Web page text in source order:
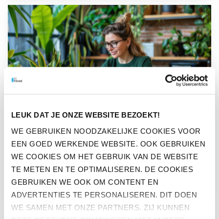
LEUK DAT JE ONZE WEBSITE BEZOEKT!
WE GEBRUIKEN NOODZAKELIJKE COOKIES VOOR
EEN GOED WERKENDE WEBSITE. OOK GEBRUIKEN
WE COOKIES OM HET GEBRUIK VAN DE WEBSITE
TE METEN EN TE OPTIMALISEREN. DE COOKIES
GEBRUIKEN WE OOK OM CONTENT EN
ADVERTENTIES TE PERSONALISEREN. DIT DOEN
WE SAMEN MET ONZE PARTNERS. ZIJ KUNNEN
GA NAAR “WERKNEMERS WILLEN MEER DUURZAAMHEID
WERKNEMERS WILLEN MEER
DUURZAAMHEID OP DE
WERKVLOER
GA NAAR “WERKENDE NEDERLANDER WIL IN 2023 VOORAL